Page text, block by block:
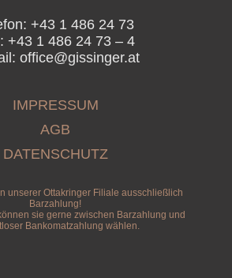
+43 1 486 24 73
+43 1 486 24 73 – 4
office@gissinger.at
IMPRESSUM
AGB
DATENSCHUTZ
unserer Ottakringer Filiale ausschließlich
Barzahlung!
sie gerne zwischen Barzahlung und
Bankomatzahlung wählen.